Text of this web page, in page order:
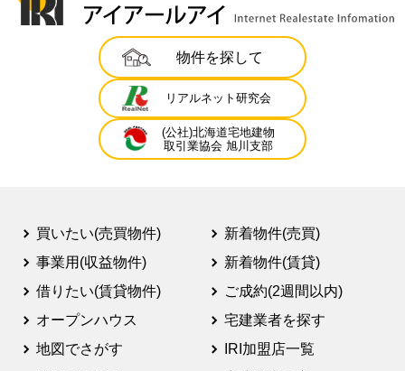
物件を探して
リアルネット研究会
(公社)北海道宅地建物
取引業協会 旭川支部
買いたい(売買物件)
事業用(収益物件)
借りたい(賃貸物件)
オープンハウス
地図でさがす
新着物件(売買)
新着物件(賃貸)
ご成約(2週間以内)
宅建業者を探す
IRI加盟店一覧